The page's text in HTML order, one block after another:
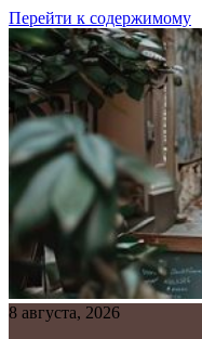
Перейти к содержимому
8 августа, 2026